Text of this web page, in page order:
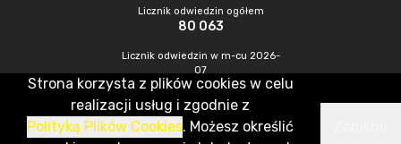
Licznik odwiedzin ogółem
80 063
Licznik odwiedzin w m-cu 2026-
07
181
CMS & Hosting: Nefeni Sp. z o.o.
Strona korzysta z plików cookies w celu
realizacji usług i zgodnie z
Polityką Plików Cookies. Możesz określić